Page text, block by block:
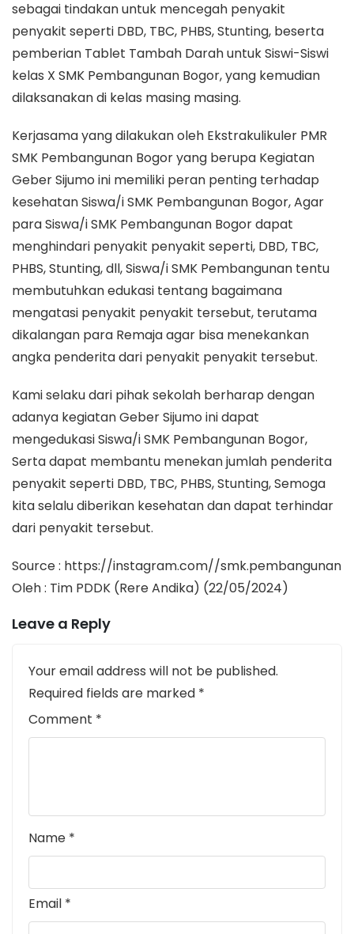
sebagai tindakan untuk mencegah penyakit
penyakit seperti DBD, TBC, PHBS, Stunting, beserta
pemberian Tablet Tambah Darah untuk Siswi-Siswi
kelas X SMK Pembangunan Bogor, yang kemudian
dilaksanakan di kelas masing masing.
Kerjasama yang dilakukan oleh Ekstrakulikuler PMR
SMK Pembangunan Bogor yang berupa Kegiatan
Geber Sijumo ini memiliki peran penting terhadap
kesehatan Siswa/i SMK Pembangunan Bogor, Agar
para Siswa/i SMK Pembangunan Bogor dapat
menghindari penyakit penyakit seperti, DBD, TBC,
PHBS, Stunting, dll, Siswa/i SMK Pembangunan tentu
membutuhkan edukasi tentang bagaimana
mengatasi penyakit penyakit tersebut, terutama
dikalangan para Remaja agar bisa menekankan
angka penderita dari penyakit penyakit tersebut.
Kami selaku dari pihak sekolah berharap dengan
adanya kegiatan Geber Sijumo ini dapat
mengedukasi Siswa/i SMK Pembangunan Bogor,
Serta dapat membantu menekan jumlah penderita
penyakit seperti DBD, TBC, PHBS, Stunting, Semoga
kita selalu diberikan kesehatan dan dapat terhindar
dari penyakit tersebut.
Source : https://instagram.com//smk.pembangunan
Oleh : Tim PDDK (Rere Andika) (22/05/2024)
Leave a Reply
Your email address will not be published.
Required fields are marked *
Comment *
Name *
Email *